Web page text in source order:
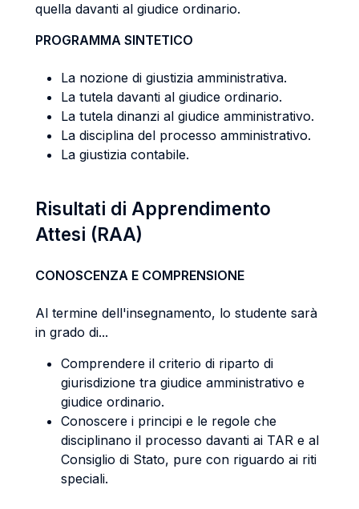
quella davanti al giudice ordinario.
PROGRAMMA SINTETICO
La nozione di giustizia amministrativa.
La tutela davanti al giudice ordinario.
La tutela dinanzi al giudice amministrativo.
La disciplina del processo amministrativo.
La giustizia contabile.
Risultati di Apprendimento
Attesi (RAA)
CONOSCENZA E COMPRENSIONE
Al termine dell'insegnamento, lo studente sarà
in grado di...
Comprendere il criterio di riparto di
giurisdizione tra giudice amministrativo e
giudice ordinario.
Conoscere i principi e le regole che
disciplinano il processo davanti ai TAR e al
Consiglio di Stato, pure con riguardo ai riti
speciali.